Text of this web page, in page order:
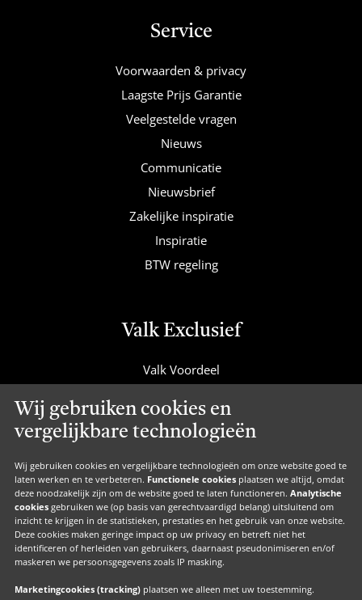
Wij gebruiken cookies en
vergelijkbare technologieën
Wij gebruiken cookies en vergelijkbare technologieën om onze website goed te
laten werken en te verbeteren. Functionele cookies plaatsen we altijd, omdat
deze noodzakelijk zijn om de website goed te laten functioneren. Analytische
cookies gebruiken we (op basis van gerechtvaardigd belang) uitsluitend om
inzicht te krijgen in de statistieken, prestaties en het gebruik van onze website.
Deze cookies maken geringe impact op uw privacy en betreft niet het
identificeren of herleiden van gebruikers, daarnaast pseudonimiseren en/of
maskeren we persoonsgegevens zoals IP masking.
Marketingcookies (tracking) plaatsen we alleen met uw toestemming.
Service
Voorwaarden & privacy
Laagste Prijs Garantie
Veelgestelde vragen
Nieuws
Communicatie
Nieuwsbrief
Zakelijke inspiratie
Inspiratie
BTW regeling
Valk Exclusief
Valk Voordeel
Valk Suites
Valk Jobs
Valk Exclusief Membership
Valk Voor Thuis
Valk Exclusief Zakelijk
MVO
Contact